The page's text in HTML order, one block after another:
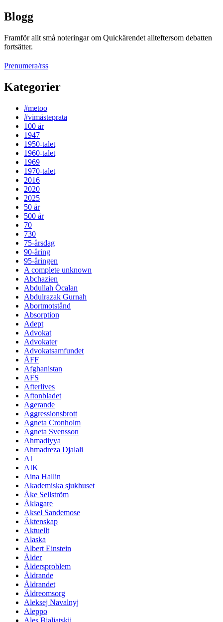
Blogg
Framför allt små noteringar om Quickärendet allteftersom debatten
fortsätter.
Prenumera/rss
Kategorier
#metoo
#vimåsteprata
100 år
1947
1950-talet
1960-talet
1969
1970-talet
2016
2020
2025
50 år
500 år
70
730
75-årsdag
90-åring
95-åringen
A complete unknown
Abchazien
Abdullah Öcalan
Abdulrazak Gurnah
Abortmotstånd
Absorption
Adept
Advokat
Advokater
Advokatsamfundet
ÅFF
Afghanistan
AFS
Afterlives
Aftonbladet
Agerande
Aggressionsbrott
Agneta Cronholm
Agneta Svensson
Ahmadiyya
Ahmadreza Djalali
AI
AIK
Aina Hallin
Akademiska sjukhuset
Åke Sellström
Åklagare
Aksel Sandemose
Äktenskap
Aktuellt
Alaska
Albert Einstein
Ålder
Åldersproblem
Åldrande
Åldrandet
Äldreomsorg
Aleksej Navalnyj
Aleppo
Ales Bjaljatskij